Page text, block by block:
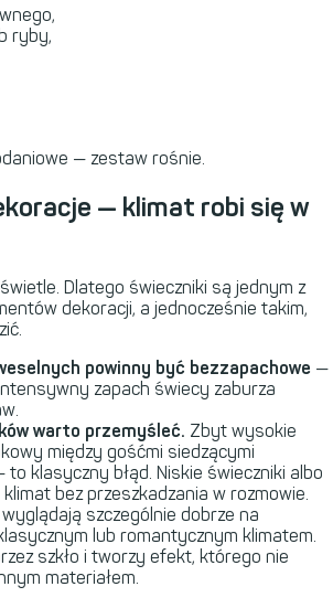
ryby,
— zestaw rośnie.
— klimat robi się w
Dlatego świeczniki są jednym z
dekoracji, a jednocześnie takim,
powinny być bezzapachowe —
zapach świecy zaburza
warto przemyśleć. Zbyt wysokie
między gośćmi siedzącymi
klasyczny błąd. Niskie świeczniki albo
bez przeszkadzania w rozmowie.
wyglądają szczególnie dobrze na
lub romantycznym klimatem.
szkło i tworzy efekt, którego nie
materiałem.